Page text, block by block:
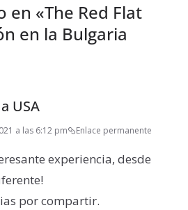
en «The Red Flat
en la Bulgaria
USA
a las 6:12 pm Enlace permanente
experiencia, desde
por compartir.